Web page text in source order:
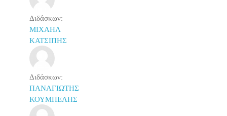
Διδάσκων:
ΜΙΧΑΗΛ
ΚΑΤΣΙΠΗΣ
Διδάσκων:
ΠΑΝΑΓΙΩΤΗΣ
ΚΟΥΜΠΕΛΗΣ